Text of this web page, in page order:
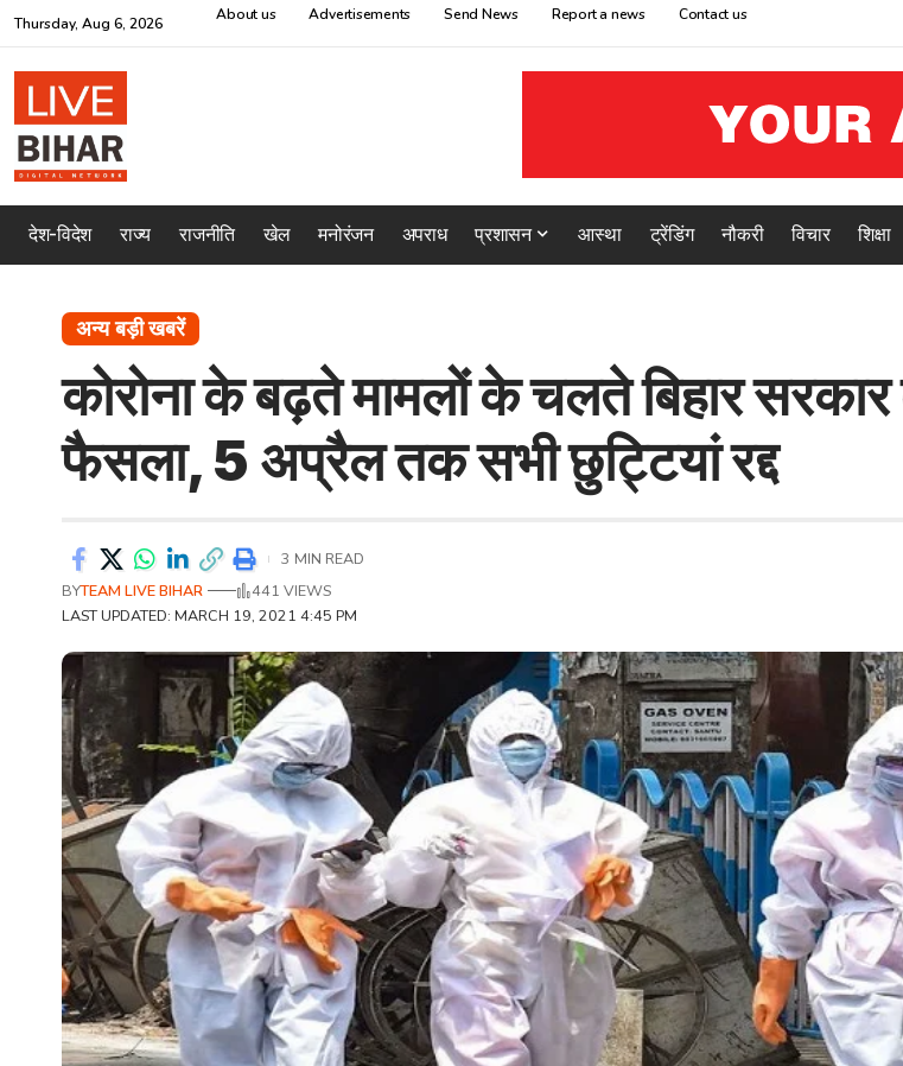
Thursday, Aug 6, 2026 About us Advertisements Send News Report a news Contact us
देश-विदेश राज्य राजनीति खेल मनोरंजन अपराध प्रशासन आस्था ट्रेंडिंग नौकरी विचार शिक्षा
अन्य बड़ी खबरें
कोरोना के बढ़ते मामलों के चलते ब‍िहार सरकार
फैसला, 5 अप्रैल तक सभी छुट्टियां रद्द
LAST UPDATED: MARCH 19, 2021 4:45 PM
BYTEAM LIVE BIHAR 441 VIEWS
3 MIN READ